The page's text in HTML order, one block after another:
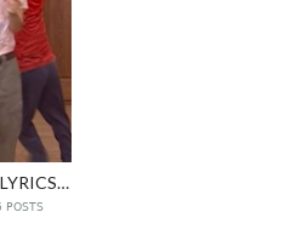
KOREAN SONG LYRICS TRANSLATION · BY VANILLA라떼